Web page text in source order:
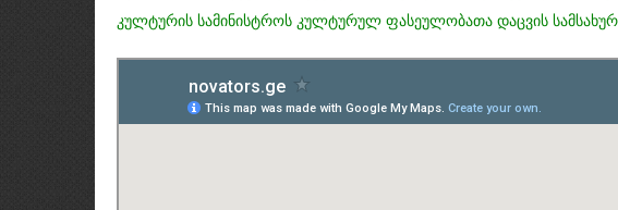
კულტურის სამინისტროს კულტურულ ფასეულობათა დაცვის